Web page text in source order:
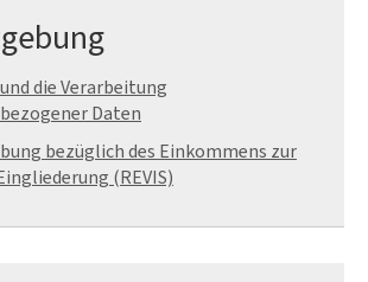
die Verarbeitung
Daten
bezüglich des Einkommens zur
(REVIS)